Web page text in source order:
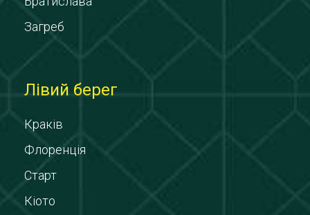
Загреб
Лівий берег
Краків
Флоренція
Старт
Кіото